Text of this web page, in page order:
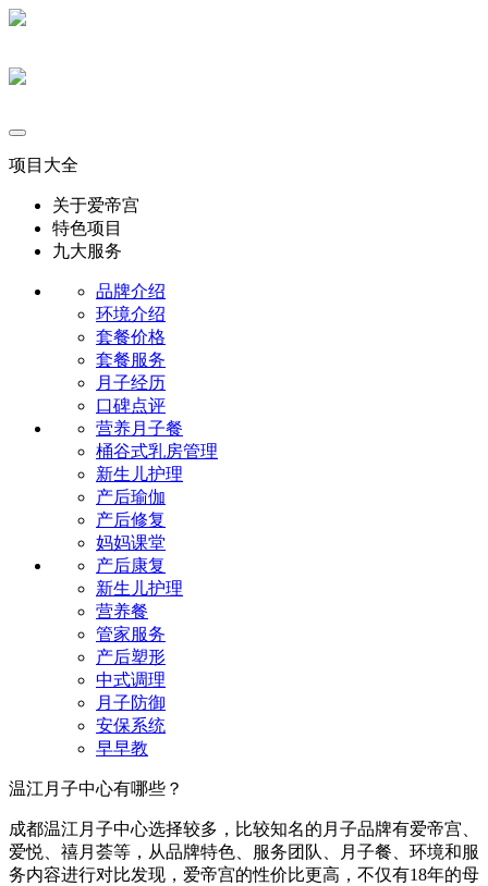
项目大全
关于爱帝宫
特色项目
九大服务
品牌介绍
环境介绍
套餐价格
套餐服务
月子经历
口碑点评
营养月子餐
桶谷式乳房管理
新生儿护理
产后瑜伽
产后修复
妈妈课堂
产后康复
新生儿护理
营养餐
管家服务
产后塑形
中式调理
月子防御
安保系统
早早教
温江月子中心有哪些？
成都温江月子中心选择较多，比较知名的月子品牌有爱帝宫、
爱悦、禧月荟等，从品牌特色、服务团队、月子餐、环境和服
务内容进行对比发现，爱帝宫的性价比更高，不仅有18年的母